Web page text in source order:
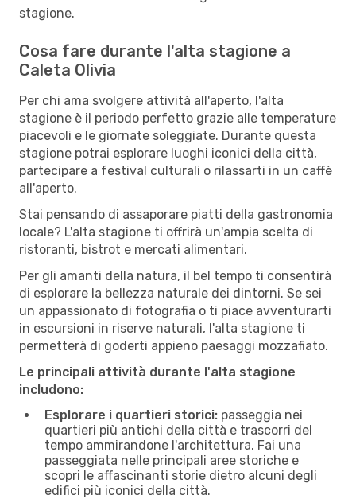
stagione.
Cosa fare durante l'alta stagione a
Caleta Olivia
Per chi ama svolgere attività all'aperto, l'alta
stagione è il periodo perfetto grazie alle temperature
piacevoli e le giornate soleggiate. Durante questa
stagione potrai esplorare luoghi iconici della città,
partecipare a festival culturali o rilassarti in un caffè
all'aperto.
Stai pensando di assaporare piatti della gastronomia
locale? L'alta stagione ti offrirà un'ampia scelta di
ristoranti, bistrot e mercati alimentari.
Per gli amanti della natura, il bel tempo ti consentirà
di esplorare la bellezza naturale dei dintorni. Se sei
un appassionato di fotografia o ti piace avventurarti
in escursioni in riserve naturali, l'alta stagione ti
permetterà di goderti appieno paesaggi mozzafiato.
Le principali attività durante l'alta stagione
includono:
Esplorare i quartieri storici: passeggia nei
quartieri più antichi della città e trascorri del
tempo ammirandone l'architettura. Fai una
passeggiata nelle principali aree storiche e
scopri le affascinanti storie dietro alcuni degli
edifici più iconici della città.